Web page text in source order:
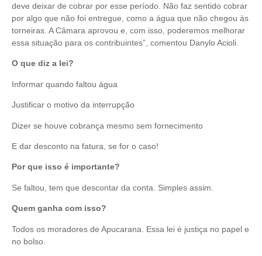
deve deixar de cobrar por esse período. Não faz sentido cobrar
por algo que não foi entregue, como a água que não chegou às
torneiras. A Câmara aprovou e, com isso, poderemos melhorar
essa situação para os contribuintes”, comentou Danylo Acioli.
O que diz a lei?
Informar quando faltou água
Justificar o motivo da interrupção
Dizer se houve cobrança mesmo sem fornecimento
E dar desconto na fatura, se for o caso!
Por que isso é importante?
Se faltou, tem que descontar da conta. Simples assim.
Quem ganha com isso?
Todos os moradores de Apucarana. Essa lei é justiça no papel e
no bolso.